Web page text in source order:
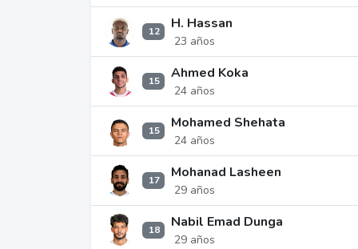
12 H. Hassan
23 años
15 Ahmed Koka
24 años
15 Mohamed Shehata
24 años
17 Mohanad Lasheen
29 años
18 Nabil Emad Dunga
29 años